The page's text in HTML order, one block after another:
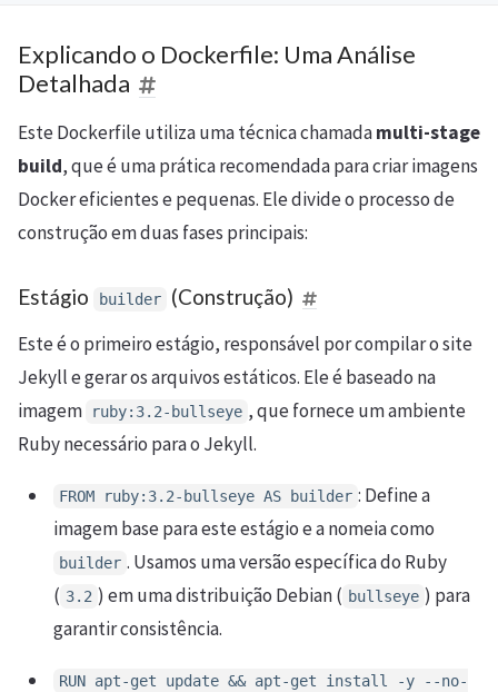
Explicando o Dockerfile: Uma Análise
Detalhada
Este Dockerfile utiliza uma técnica chamadamulti-stage
build, que é uma prática recomendada para criar imagens
Docker eficientes e pequenas. Ele divide o processo de
construção em duas fases principais:
Estágio builder (Construção)
Este é o primeiro estágio, responsável por compilar o site
Jekyll e gerar os arquivos estáticos. Ele é baseado na
imagem
ruby:3.2-bullseye , que fornece um ambiente
Ruby necessário para o Jekyll.
FROM ruby:3.2-bullseye AS builder : Define a
imagem base para este estágio e a nomeia como
builder . Usamos uma versão específica do Ruby
( 3.2 ) em uma distribuição Debian ( bullseye ) para
garantir consistência.
RUN apt-get update && apt-get install -y --no-